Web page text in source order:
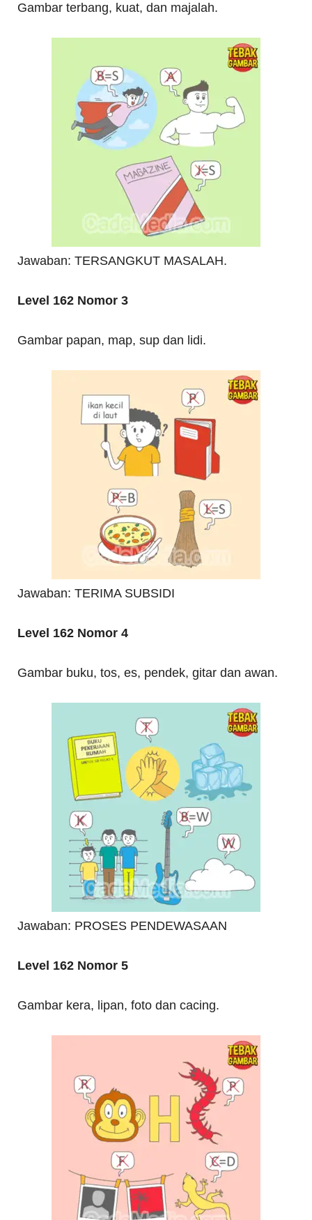
Gambar terbang, kuat, dan majalah.
Jawaban: TERSANGKUT MASALAH.
Level 162 Nomor 3
Gambar papan, map, sup dan lidi.
Jawaban: TERIMA SUBSIDI
Level 162 Nomor 4
Gambar buku, tos, es, pendek, gitar dan awan.
Jawaban: PROSES PENDEWASAAN
Level 162 Nomor 5
Gambar kera, lipan, foto dan cacing.